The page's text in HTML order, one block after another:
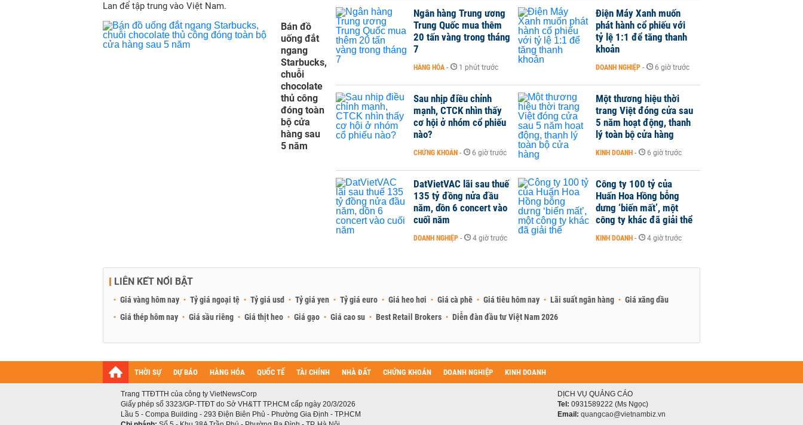
Lan để tập trung vào Việt Nam.
Bán đồ
uống đắt
ngang
Starbucks,
chuỗi
chocolate
thủ công
đóng toàn
bộ cửa
hàng sau
5 năm
Ngân hàng Trung ương
Trung Quốc mua thêm
20 tấn vàng trong tháng
7
HÀNG HÓA - 1 phút trước
Điện Máy Xanh muốn
phát hành cổ phiếu với
tỷ lệ 1:1 để tăng thanh
khoản
DOANH NGHIỆP - 6 giờ trước
Sau nhịp điều chỉnh
mạnh, CTCK nhìn thấy
cơ hội ở nhóm cổ phiếu
nào?
CHỨNG KHOÁN - 6 giờ trước
Một thương hiệu thời
trang Việt đóng cửa sau
5 năm hoạt động, thanh
lý toàn bộ cửa hàng
KINH DOANH - 6 giờ trước
DatVietVAC lãi sau thuế
135 tỷ đồng nửa đầu
năm, dồn 6 concert vào
cuối năm
DOANH NGHIỆP - 4 giờ trước
Công ty 100 tỷ của
Huấn Hoa Hồng bỗng
dưng ‘biến mất’, một
công ty khác đã giải thể
KINH DOANH - 4 giờ trước
LIÊN KẾT NỔI BẬT
Giá vàng hôm nay Tỷ giá ngoại tệ Tỷ giá usd Tỷ giá yen Tỷ giá euro Giá heo hơi Giá cà phê Giá tiêu hôm nay Lãi suất ngân hàng
Giá xăng dầu
Giá thép hôm nay
Giá sầu riêng Giá thịt heo Giá gạo Giá cao su Best Retail Brokers Diễn đàn đầu tư Việt Nam 2026
THỜI SỰ DỰ BÁO HÀNG HÓA QUỐC TẾ TÀI CHÍNH NHÀ ĐẤT CHỨNG KHOÁN DOANH NGHIỆP KINH DOANH
Trang TTĐTTH của công ty VietNewsCorp
Giấy phép số 3323/GP-TTĐT do Sở VH&TT TP.HCM cấp ngày 20/3/2026
Lầu 5 - Compa Building - 293 Điện Biên Phủ - Phường Gia Định - TP.HCM
DỊCH VỤ QUẢNG CÁO
Tel: 0931589222 (Ms Ngọc)
Email: quangcao@vietnambiz.vn